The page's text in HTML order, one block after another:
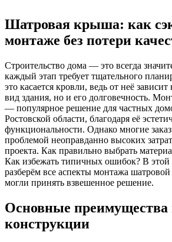
Шатровая крыша: как
монтаже без потери
Строительство дома — это всегда
каждый этап требует тщательного
это касается кровли, ведь от неё
вид здания, но и его долговечность.
— популярное решение для частных
Ростовской области, благодаря её
функциональности. Однако многие
проблемой неоправданно высоких
проекта. Как правильно выбрать
Как избежать типичных ошибок? В этой
разберём все аспекты монтажа
могли принять взвешенное решение.
Основные преимущества
конструкции